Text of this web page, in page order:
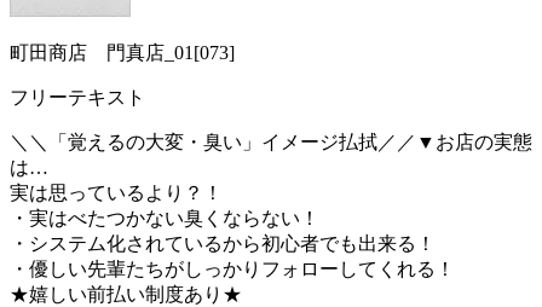
町田商店 門真店_01[073]
フリーテキスト
＼＼「覚えるの大変・臭い」イメージ払拭／／▼お店の実態
は…
実は思っているより？！
・実はべたつかない臭くならない！
・システム化されているから初心者でも出来る！
・優しい先輩たちがしっかりフォローしてくれる！
★嬉しい前払い制度あり★